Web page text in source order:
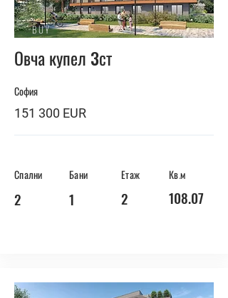
BUY
Овча купел 3ст
София
151 300 EUR
Спални Бани Етаж Кв.м
2 1 2 108.07